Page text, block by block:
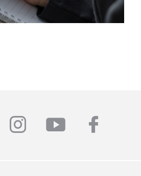
instagram
youtube